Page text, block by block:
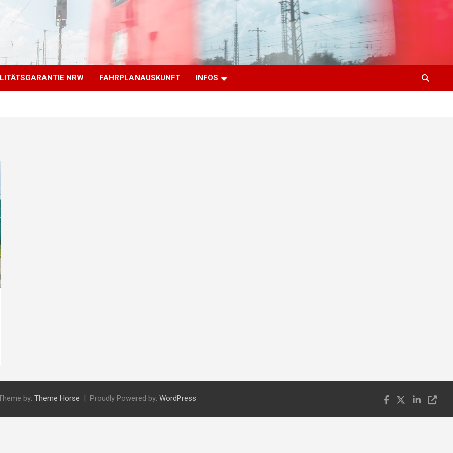
NRW FAHRPLANAUSKUNFT INFOS
by: Theme Horse Proudly Powered by: WordPress